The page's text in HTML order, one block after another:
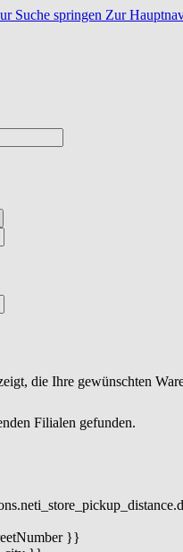
Suche springen Zur
die Ihre gewünschten
Filialen gefunden.
}}